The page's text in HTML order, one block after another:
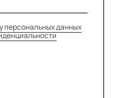
персональных данных